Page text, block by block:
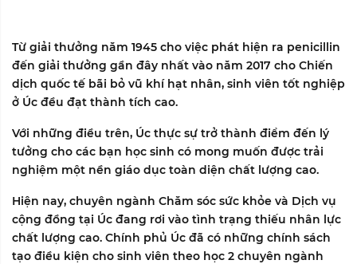
Từ giải thưởng năm 1945 cho việc phát hiện ra penicillin
đến giải thưởng gần đây nhất vào năm 2017 cho Chiến
dịch quốc tế bãi bỏ vũ khí hạt nhân, sinh viên tốt nghiệp
ở Úc đều đạt thành tích cao.
Với những điều trên, Úc thực sự trở thành điểm đến lý
tưởng cho các bạn học sinh có mong muốn được trải
nghiệm một nền giáo dục toàn diện chất lượng cao.
Hiện nay, chuyên ngành Chăm sóc sức khỏe và Dịch vụ
cộng đồng tại Úc đang rơi vào tình trạng thiếu nhân lực
chất lượng cao. Chính phủ Úc đã có những chính sách
tạo điều kiện cho sinh viên theo học 2 chuyên ngành